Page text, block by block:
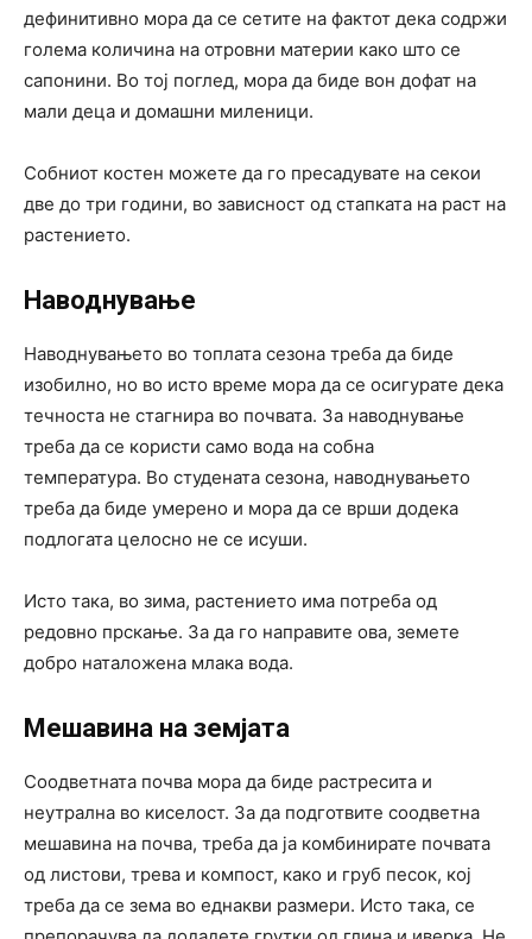
дефинитивно мора да се сетите на фактот дека содржи
голема количина на отровни материи како што се
сапонини. Во тој поглед, мора да биде вон дофат на
мали деца и домашни миленици.
Собниот костен можете да го пресадувате на секои
две до три години, во зависност од стапката на раст на
растението.
Наводнување
Наводнувањето во топлата сезона треба да биде
изобилно, но во исто време мора да се осигурате дека
течноста не стагнира во почвата. За наводнување
треба да се користи само вода на собна
температура. Во студената сезона, наводнувањето
треба да биде умерено и мора да се врши додека
подлогата целосно не се исуши.
Исто така, во зима, растението има потреба од
редовно прскање. За да го направите ова, земете
добро наталожена млака вода.
Мешавина на земјата
Соодветната почва мора да биде растресита и
неутрална во киселост. За да подготвите соодветна
мешавина на почва, треба да ја комбинирате почвата
од листови, трева и компост, како и груб песок, кој
треба да се зема во еднакви размери. Исто така, се